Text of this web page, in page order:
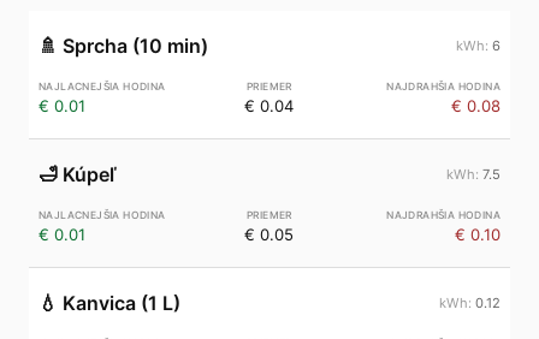
🚿 Sprcha (10 min) 6
€ 0.01 € 0.04 € 0.08
🛁 Kúpeľ 7.5
€ 0.01 € 0.05 € 0.10
💧 Kanvica (1 L) 0.12